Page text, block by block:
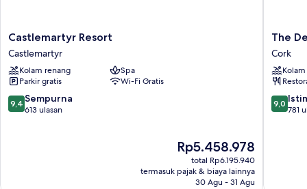
Castlemartyr
Resort
Castlemartyr
Castlemartyr Resort
Castlemartyr
Kolam renang
Spa
Parkir gratis
Wi-Fi Gratis
9.4
dari
9,4 Sempurna
613 ulasan
Harga
sekarang
Rp5.458.978
Rp5.458.978
total Rp6.195.940
termasuk pajak & biaya lainnya
30 Agu - 31 Agu
The
Dean
Cork
Cork
The
Cork
9.0
dari
9,0
781